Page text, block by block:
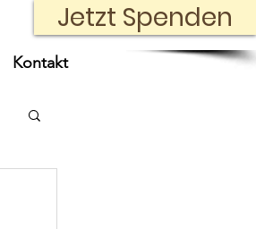
Jetzt Spenden
Kontakt